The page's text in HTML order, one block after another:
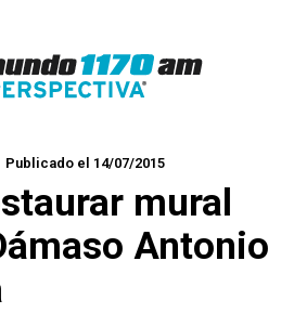
Publicado el 14/07/2015
mural
Antonio